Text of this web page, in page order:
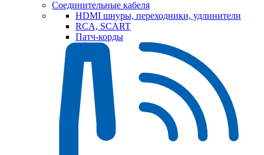
Соединительные кабеля
HDMI шнуры, переходники, удлинители
RCA, SCART
Патч-корды